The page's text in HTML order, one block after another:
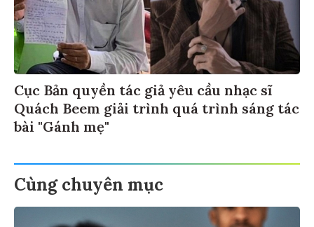
Cục Bản quyền tác giả yêu cầu nhạc sĩ
Quách Beem giải trình quá trình sáng tác
bài "Gánh mẹ"
Cùng chuyên mục